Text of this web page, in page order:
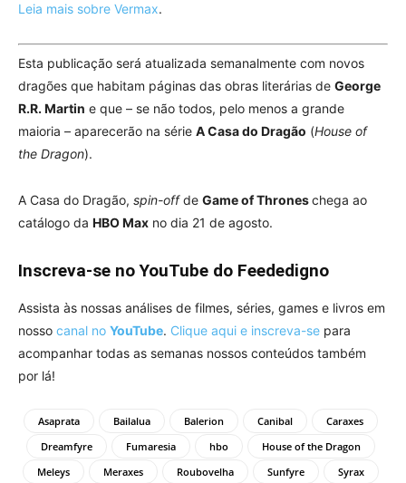
Leia mais sobre Vermax.
Esta publicação será atualizada semanalmente com novos
dragões que habitam páginas das obras literárias de George
R.R. Martin e que – se não todos, pelo menos a grande
maioria – aparecerão na série A Casa do Dragão (House of
the Dragon).
A Casa do Dragão, spin-offde Game of Throneschega ao
catálogo da HBO Max no dia 21 de agosto.
Inscreva-se no YouTube do Feededigno
Assista às nossas análises de filmes, séries, games e livros em
nosso canal no YouTube. Clique aqui e inscreva-se para
acompanhar todas as semanas nossos conteúdos também
por lá!
Asaprata Bailalua Balerion Canibal
Caraxes
Dreamfyre
Fumaresia hbo
House of the Dragon
Meleys
Meraxes Roubovelha Sunfyre
Syrax